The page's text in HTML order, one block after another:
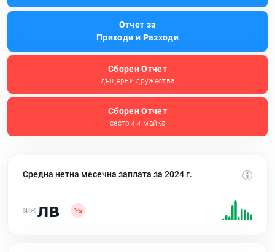
Отчет за
Приходи и Разходи
Сборен Отчет
дъщерни дружества
Сборен Отчет
сестри и майка
Средна нетна месечна заплата за 2024 г.
лв